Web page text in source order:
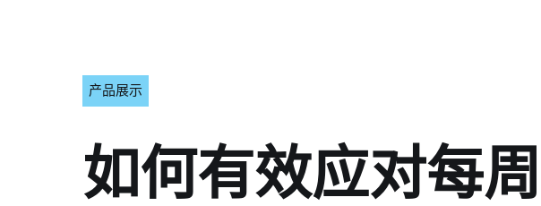
产品展示
如何有效应对每